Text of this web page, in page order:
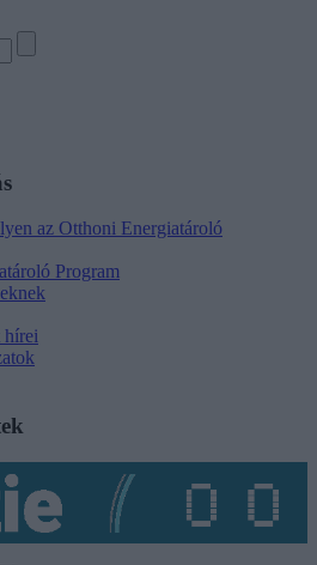
az Otthoni Energiatároló
Program
hírei